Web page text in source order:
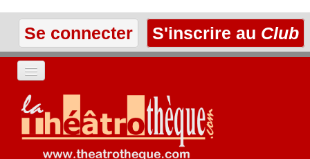
Se connecter S'inscrire au Club
ACCUEIL
LES TEXTES